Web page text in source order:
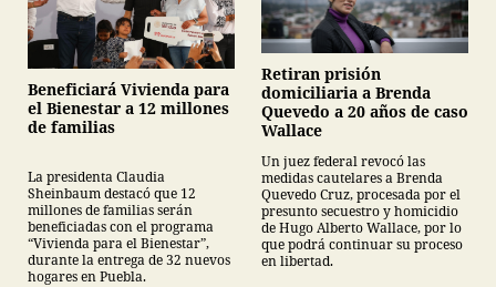
Beneficiará Vivienda para
el Bienestar a 12 millones
de familias
La presidenta Claudia
Sheinbaum destacó que 12
millones de familias serán
beneficiadas con el programa
“Vivienda para el Bienestar”,
durante la entrega de 32 nuevos
hogares en Puebla.
Retiran prisión
domiciliaria a Brenda
Quevedo a 20 años de caso
Wallace
Un juez federal revocó las
medidas cautelares a Brenda
Quevedo Cruz, procesada por el
presunto secuestro y homicidio
de Hugo Alberto Wallace, por lo
que podrá continuar su proceso
en libertad.